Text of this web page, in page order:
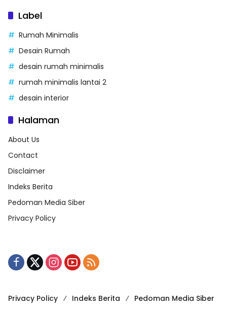
Label
Rumah Minimalis
Desain Rumah
desain rumah minimalis
rumah minimalis lantai 2
desain interior
Halaman
About Us
Contact
Disclaimer
Indeks Berita
Pedoman Media Siber
Privacy Policy
Privacy Policy Indeks Berita Pedoman Media Siber